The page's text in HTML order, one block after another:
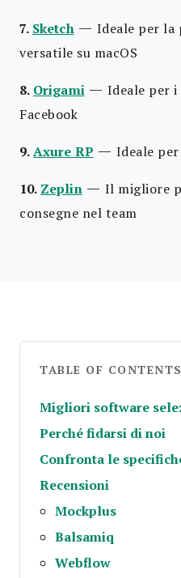
7. Sketch — Ideale per
versatile su macOS
8. Origami — Ideale per i
Facebook
9.Axure RP — Ideale
10. Zeplin — Il migliore
consegne nel team
TABLE OF CONTENTS
Migliori software
Perché fidarsi di noi
Confronta le
Recensioni
Mockplus
Balsamiq
Webflow